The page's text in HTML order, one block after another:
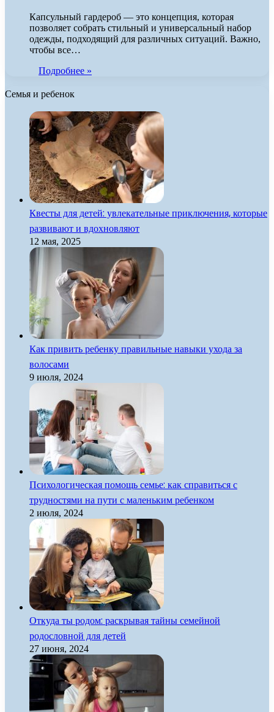
Капсульный гардероб — это концепция, которая
позволяет собрать стильный и универсальный набор
одежды, подходящий для различных ситуаций. Важно,
чтобы все…
Подробнее »
Семья и ребенок
Квесты для детей: увлекательные приключения, которые
развивают и вдохновляют
12 мая, 2025
Как привить ребенку правильные навыки ухода за
волосами
9 июля, 2024
Психологическая помощь семье: как справиться с
трудностями на пути с маленьким ребенком
2 июля, 2024
Откуда ты родом: раскрывая тайны семейной
родословной для детей
27 июня, 2024